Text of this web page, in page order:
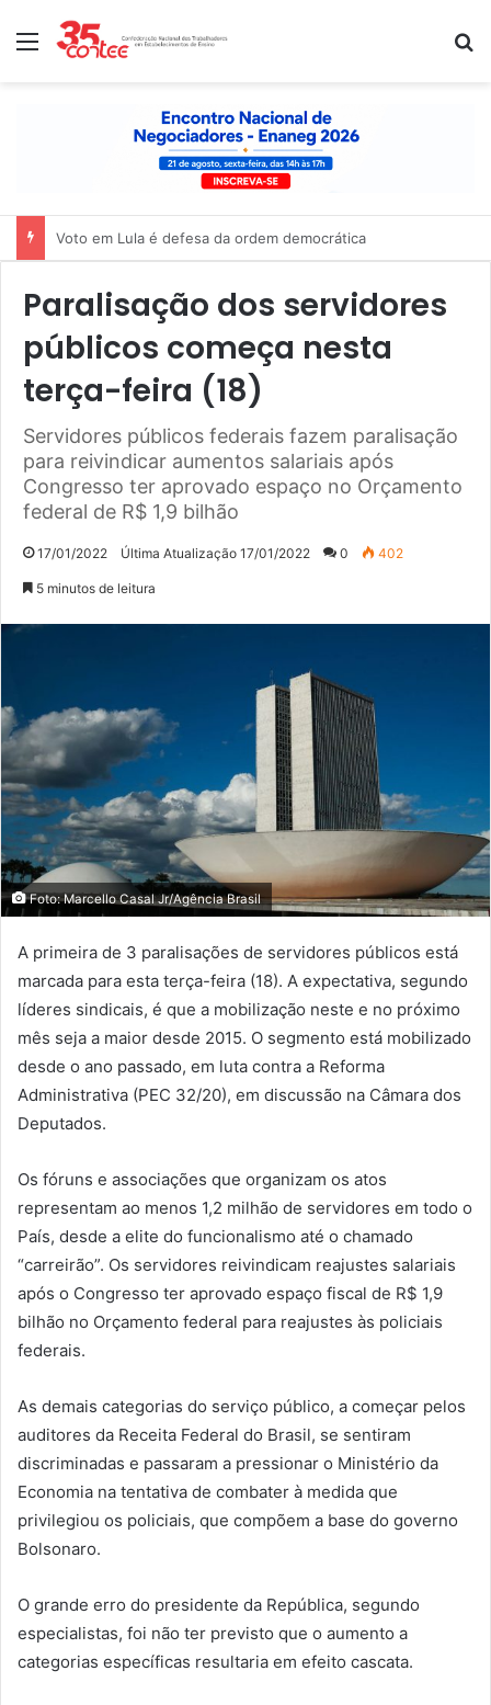
Menu
Nota de solidariedade ao povo venezuelano
Paralisação dos servidores
públicos começa nesta
terça-feira (18)
Servidores públicos federais fazem paralisação
para reivindicar aumentos salariais após
Congresso ter aprovado espaço no Orçamento
federal de R$ 1,9 bilhão
17/01/2022 Última Atualização 17/01/2022 0 402
5 minutos de leitura
Foto: Marcello Casal Jr/Agência Brasil
A primeira de 3 paralisações de servidores públicos está
marcada para esta terça-feira (18). A expectativa, segundo
líderes sindicais, é que a mobilização neste e no próximo
mês seja a maior desde 2015. O segmento está mobilizado
desde o ano passado, em luta contra a Reforma
Administrativa (PEC 32/20), em discussão na Câmara dos
Deputados.
Os fóruns e associações que organizam os atos
representam ao menos 1,2 milhão de servidores em todo o
País, desde a elite do funcionalismo até o chamado
“carreirão”. Os servidores reivindicam reajustes salariais
após o Congresso ter aprovado espaço fiscal de R$ 1,9
bilhão no Orçamento federal para reajustes às policiais
federais.
As demais categorias do serviço público, a começar pelos
auditores da Receita Federal do Brasil, se sentiram
discriminadas e passaram a pressionar o Ministério da
Economia na tentativa de combater à medida que
privilegiou os policiais, que compõem a base do governo
Bolsonaro.
O grande erro do presidente da República, segundo
especialistas, foi não ter previsto que o aumento a
categorias específicas resultaria em efeito cascata.